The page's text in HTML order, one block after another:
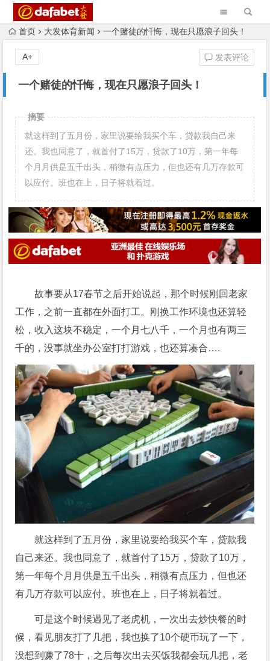
首页 大发体育新闻 一个赌徒的忏悔，现在只愿浪子回头！
一个赌徒的忏悔，现在只愿浪子回头！
发表评论
A+
摘要
就这样到了五月份，家里说要给我买个车，贷款我自己来
还。我也同意了，就首付了15万，贷款了10万，第一年每
个月月供是五千出头，稍微有点压力，但也还有几万存款可
以应付。班也在上，日子将就着过。
故事要从17春节之后开始说起，那个时候刚回老家
工作，之前一直都在外面打工。刚换工作环境也还算轻
松，收入这块不稳定，一个月七八千，一个月也有两三
千的，没事就坐办公室打打游戏，也还算凑合….
就这样到了五月份，家里说要给我买个车，贷款我
自己来还。我也同意了，就首付了15万，贷款了10万，
第一年每个月月供是五千出头，稍微有点压力，但也还
有几万存款可以应付。班也在上，日子将就着过。
可是这个时候遇见了老虎机，一次出去炒快餐的时
候，看见朋友打了几把，我也换了10个硬币玩了一下，
没想到赚了78十，之后每次出去买饭我都会玩几把，老